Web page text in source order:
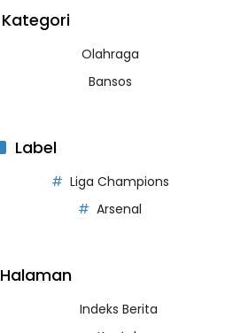
Kategori
Olahraga
Bansos
Label
Liga Champions
Arsenal
Halaman
Indeks Berita